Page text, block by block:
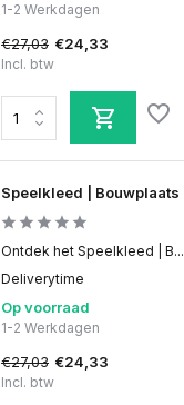
1-2 Werkdagen
€27,03 €24,33
Incl. btw
Speelkleed | Bouwplaats
Ontdek het Speelkleed | B...
Deliverytime
Op voorraad
1-2 Werkdagen
€27,03 €24,33
Incl. btw